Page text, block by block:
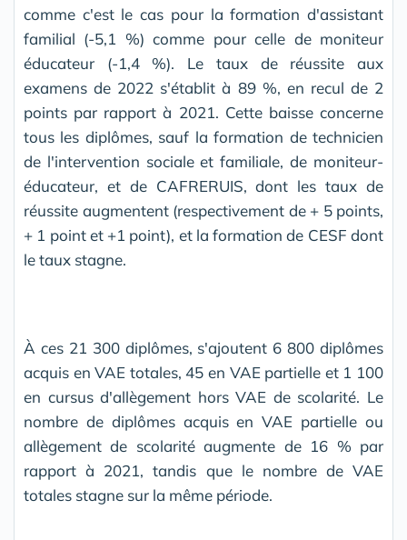
comme c'est le cas pour la formation d'assistant
familial (-5,1 %) comme pour celle de moniteur
éducateur (-1,4 %). Le taux de réussite aux
examens de 2022 s'établit à 89 %, en recul de 2
points par rapport à 2021. Cette baisse concerne
tous les diplômes, sauf la formation de technicien
de l'intervention sociale et familiale, de moniteur-
éducateur, et de CAFRERUIS, dont les taux de
réussite augmentent (respectivement de + 5 points,
+ 1 point et +1 point), et la formation de CESF dont
le taux stagne.
À ces 21 300 diplômes, s'ajoutent 6 800 diplômes
acquis en VAE totales, 45 en VAE partielle et 1 100
en cursus d'allègement hors VAE de scolarité. Le
nombre de diplômes acquis en VAE partielle ou
allègement de scolarité augmente de 16 % par
rapport à 2021, tandis que le nombre de VAE
totales stagne sur la même période.